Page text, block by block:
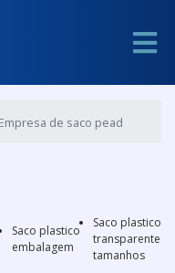
Empresa de saco pead
Saco plastico
embalagem
Saco plastico
transparente
tamanhos